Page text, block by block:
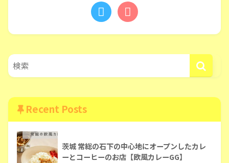
Recent Posts
茨城 常総の石下の中心地にオープンしたカレ
ーとコーヒーのお店【欧風カレーGG】